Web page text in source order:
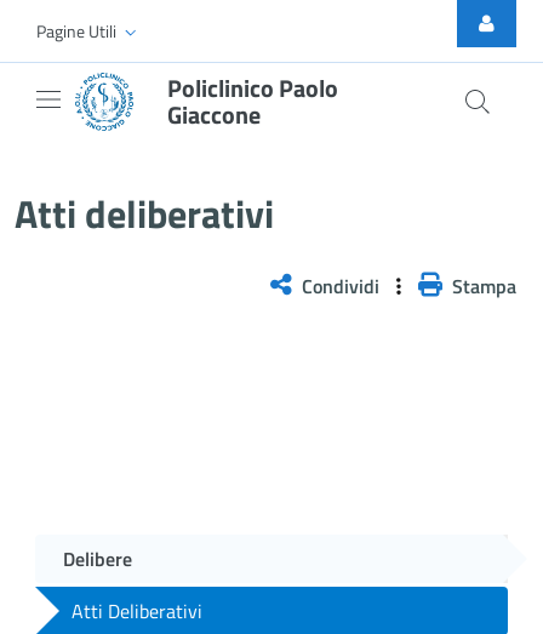
Skip to Main Content
Pagine Utili
Policlinico Paolo
Giaccone
Atti deliberativi
Condividi Stampa
Delibere
Atti Deliberativi